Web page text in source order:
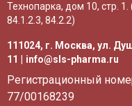
Технопарка, дом 10, стр.
84.1.2.3, 84.2.2)
111024, г. Москва, ул.
11
info@sls-pharma.ru
Регистрационный
77/00168239